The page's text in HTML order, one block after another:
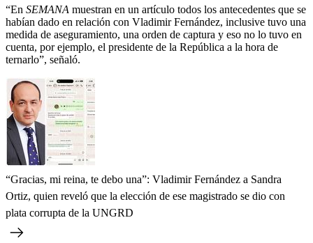
“En SEMANA muestran en un artículo todos los antecedentes que se
habían dado en relación con Vladimir Fernández, inclusive tuvo una
medida de aseguramiento, una orden de captura y eso no lo tuvo en
cuenta, por ejemplo, el presidente de la República a la hora de
ternarlo”, señaló.
“Gracias, mi reina, te debo una”: Vladimir Fernández a Sandra
Ortiz, quien reveló que la elección de ese magistrado se dio con
plata corrupta de la UNGRD